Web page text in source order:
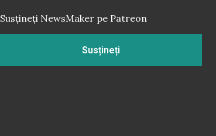
Susțineți NewsMaker pe Patreon
Susțineți